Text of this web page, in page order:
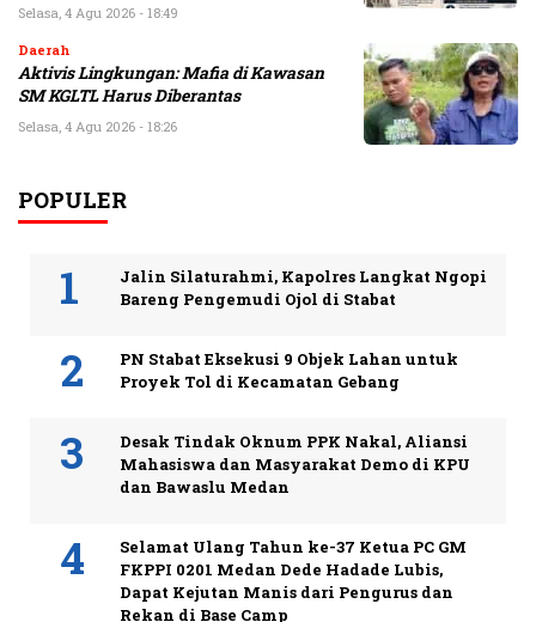
Selasa, 4 Agu 2026 - 18:49
Daerah
Aktivis Lingkungan: Mafia di Kawasan
SM KGLTL Harus Diberantas
Selasa, 4 Agu 2026 - 18:26
POPULER
Jalin Silaturahmi, Kapolres Langkat Ngopi
Bareng Pengemudi Ojol di Stabat
PN Stabat Eksekusi 9 Objek Lahan untuk
Proyek Tol di Kecamatan Gebang
Desak Tindak Oknum PPK Nakal, Aliansi
Mahasiswa dan Masyarakat Demo di KPU
dan Bawaslu Medan
Selamat Ulang Tahun ke-37 Ketua PC GM
FKPPI 0201 Medan Dede Hadade Lubis,
Dapat Kejutan Manis dari Pengurus dan
Rekan di Base Camp